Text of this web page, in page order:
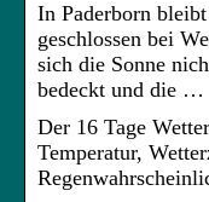
In Paderborn
geschlossen bei
sich die Sonne
bedeckt und die …
Der 16 Tage
Temperatur,